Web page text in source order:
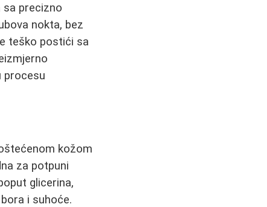
sa precizno
nokta, bez
teško postići sa
procesu
kožom
za potpuni
glicerina,
i suhoće.